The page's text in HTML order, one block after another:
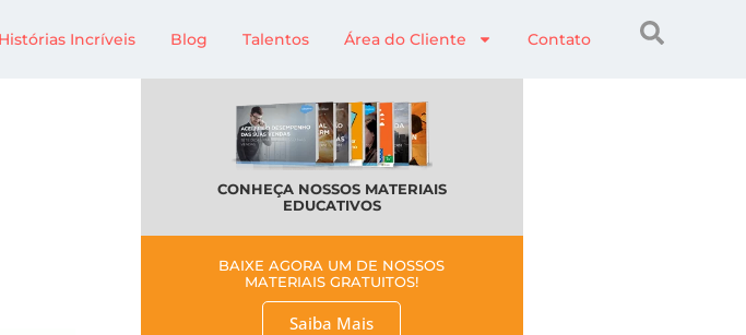
Histórias Incríveis Blog Talentos Área do Cliente Contato
CONHEÇA NOSSOS MATERIAIS
EDUCATIVOS
BAIXE AGORA UM DE NOSSOS
MATERIAIS GRATUITOS!
Saiba Mais